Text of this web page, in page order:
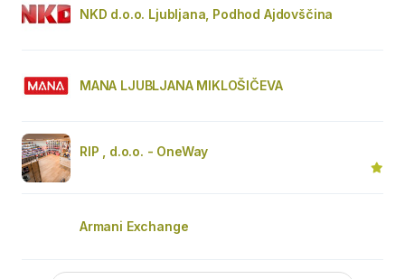
NKD d.o.o. Ljubljana, Podhod Ajdovščina
MANA LJUBLJANA MIKLOŠIČEVA
RIP , d.o.o. - OneWay
Armani Exchange